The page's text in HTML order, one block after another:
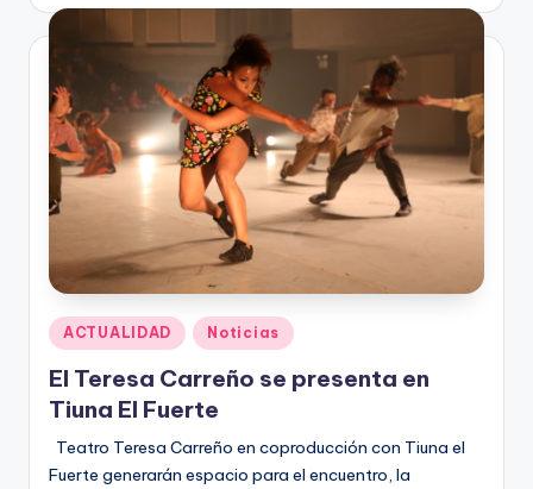
Publicado
en
ACTUALIDAD Noticias
El Teresa Carreño se presenta en
Tiuna El Fuerte
Teatro Teresa Carreño en coproducción con Tiuna el
Fuerte generarán espacio para el encuentro, la